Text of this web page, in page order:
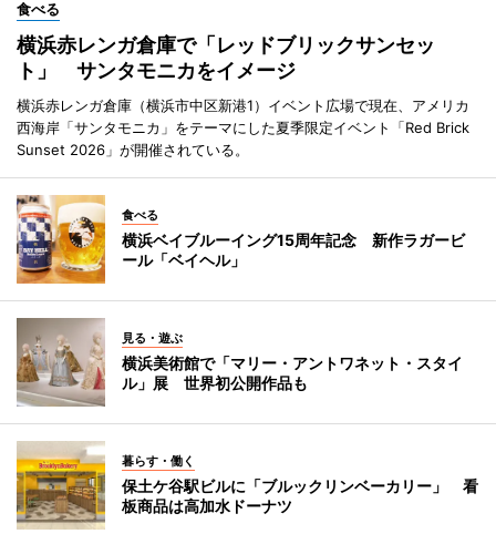
食べる
横浜赤レンガ倉庫で「レッドブリックサンセッ
ト」 サンタモニカをイメージ
横浜赤レンガ倉庫（横浜市中区新港1）イベント広場で現在、アメリカ
西海岸「サンタモニカ」をテーマにした夏季限定イベント「Red Brick
Sunset 2026」が開催されている。
食べる
横浜ベイブルーイング15周年記念 新作ラガービ
ール「ベイヘル」
見る・遊ぶ
横浜美術館で「マリー・アントワネット・スタイ
ル」展 世界初公開作品も
暮らす・働く
保土ケ谷駅ビルに「ブルックリンベーカリー」 看
板商品は高加水ドーナツ